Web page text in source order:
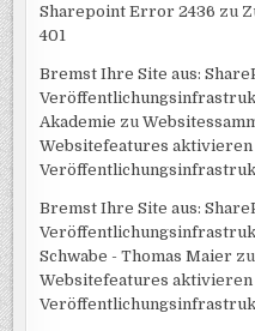
Sharepoint Error 2436 zu
401
Bremst Ihre Site aus:
Akademie zu
Websitefeatures aktivieren
Bremst Ihre Site aus:
Schwabe - Thomas Maier
Websitefeatures aktivieren